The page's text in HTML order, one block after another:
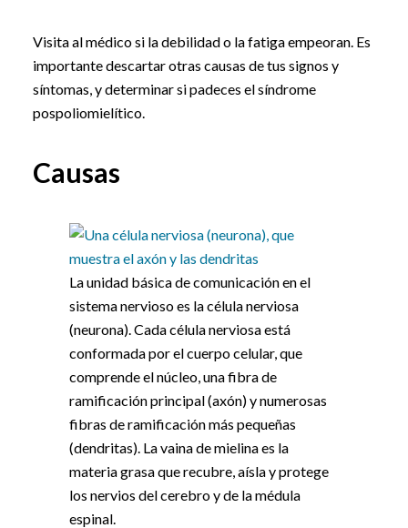
Visita al médico si la debilidad o la fatiga empeoran. Es
importante descartar otras causas de tus signos y
síntomas, y determinar si padeces el síndrome
pospoliomielítico.
Causas
La unidad básica de comunicación en el
sistema nervioso es la célula nerviosa
(neurona). Cada célula nerviosa está
conformada por el cuerpo celular, que
comprende el núcleo, una fibra de
ramificación principal (axón) y numerosas
fibras de ramificación más pequeñas
(dendritas). La vaina de mielina es la
materia grasa que recubre, aísla y protege
los nervios del cerebro y de la médula
espinal.